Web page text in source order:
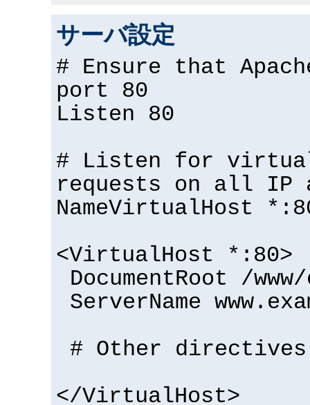
サーバ設定
# Ensure that
port 80
Listen 80
# Listen for
requests on all IP
NameVirtualHost
<VirtualHost *:80>
DocumentRoot /
ServerName
# Other directives
</VirtualHost>